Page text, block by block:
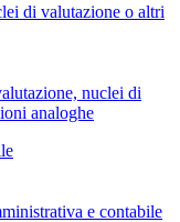
di valutazione o altri
nuclei di
analoghe
e contabile